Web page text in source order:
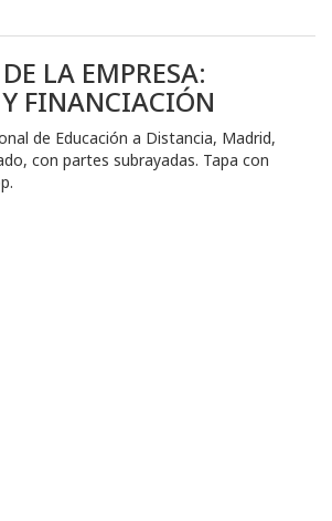
LA EMPRESA:
FINANCIACIÓN
de Educación a Distancia, Madrid,
con partes subrayadas. Tapa con